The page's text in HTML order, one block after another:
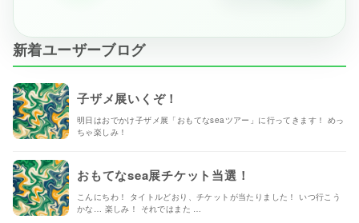
新着ユーザーブログ
子ザメ展いくぞ！
明日はおでかけ子ザメ展「おもてなseaツアー」に行ってきます！ めっ
ちゃ楽しみ！
おもてなsea展チケット当選！
こんにちわ！ タイトルどおり、チケットが当たりました！ いつ行こう
かな… 楽しみ！ それではまた …